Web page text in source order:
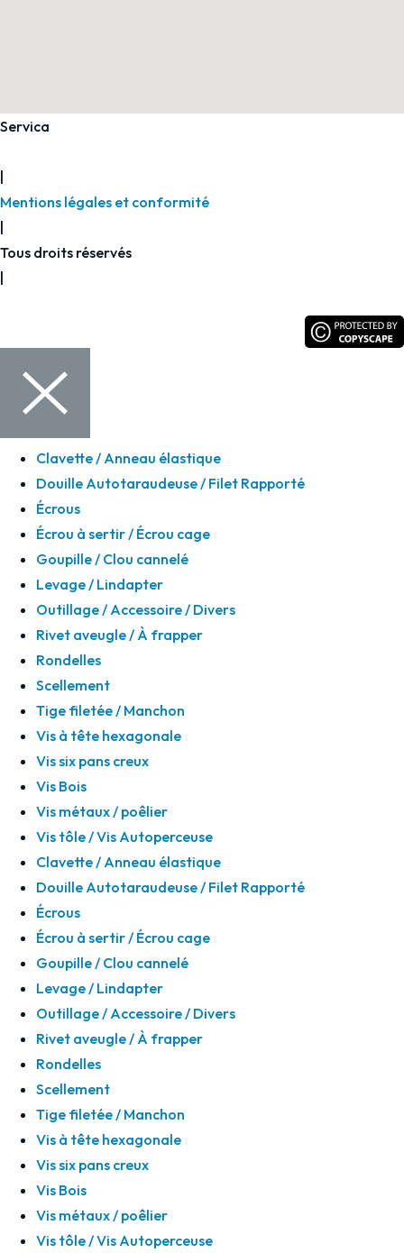
Servica
|
Mentions légales et conformité
|
Tous droits réservés
|
Clavette / Anneau élastique
Douille Autotaraudeuse / Filet Rapporté
Écrous
Écrou à sertir / Écrou cage
Goupille / Clou cannelé
Levage / Lindapter
Outillage / Accessoire / Divers
Rivet aveugle / À frapper
Rondelles
Scellement
Tige filetée / Manchon
Vis à tête hexagonale
Vis six pans creux
Vis Bois
Vis métaux / poêlier
Vis tôle / Vis Autoperceuse
Clavette / Anneau élastique
Douille Autotaraudeuse / Filet Rapporté
Écrous
Écrou à sertir / Écrou cage
Goupille / Clou cannelé
Levage / Lindapter
Outillage / Accessoire / Divers
Rivet aveugle / À frapper
Rondelles
Scellement
Tige filetée / Manchon
Vis à tête hexagonale
Vis six pans creux
Vis Bois
Vis métaux / poêlier
Vis tôle / Vis Autoperceuse